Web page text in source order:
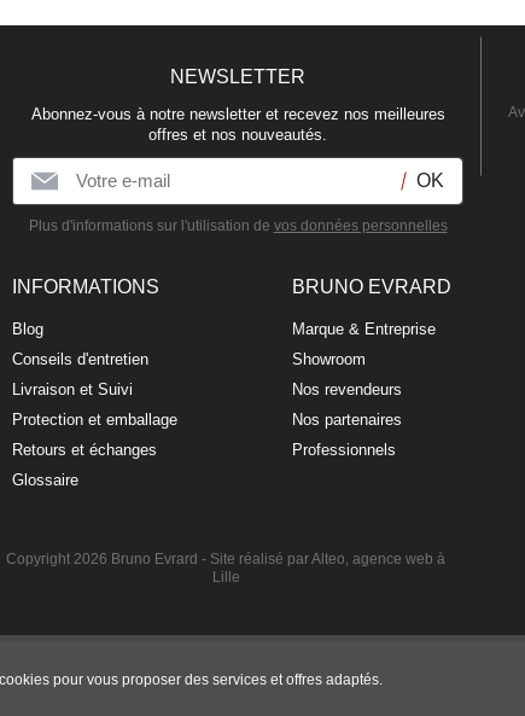
Assiette à dessert en porcelaine 21,5cm
SOLARA
10,90 €
NEWSLETTER
Abonnez-vous à notre newsletter et recevez nos meilleures
offres et nos nouveautés.
Plus d'informations sur l'utilisation de vos données personnelles
INFORMATIONS
Blog
Conseils d'entretien
Livraison et Suivi
Protection et emballage
Retours et échanges
Glossaire
BRUNO EVRARD
Marque & Entreprise
Showroom
Nos revendeurs
Nos partenaires
Professionnels
Copyright 2026 Bruno Evrard - Site réalisé par Alteo, agence web à
Lille
pour vous proposer des services et offres adaptés.